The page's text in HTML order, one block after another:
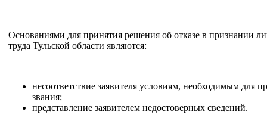
Основаниями для принятия решения об отказе в признании
труда Тульской области являются:
несоответствие заявителя условиям, необходимым для
звания;
представление заявителем недостоверных сведений.